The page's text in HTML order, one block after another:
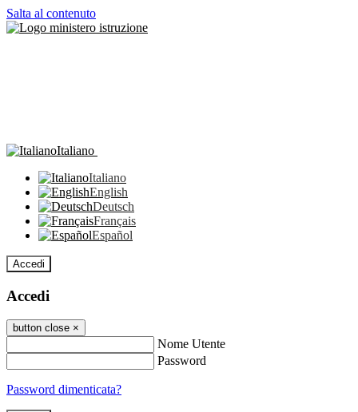
Salta al contenuto
Italiano
Italiano
English
Deutsch
Français
Español
Accedi
Accedi
button close ×
Nome Utente
Password
Password dimenticata?